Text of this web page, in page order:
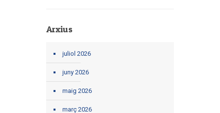
Arxius
juliol 2026
juny 2026
maig 2026
març 2026